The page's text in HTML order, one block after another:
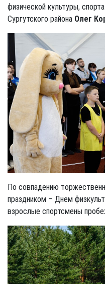
физической культуры,
Сургутского района Олег
По совпадению
праздником – Днем
взрослые спортсмены